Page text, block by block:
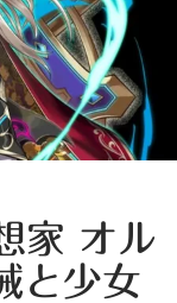
家 オル
と少女